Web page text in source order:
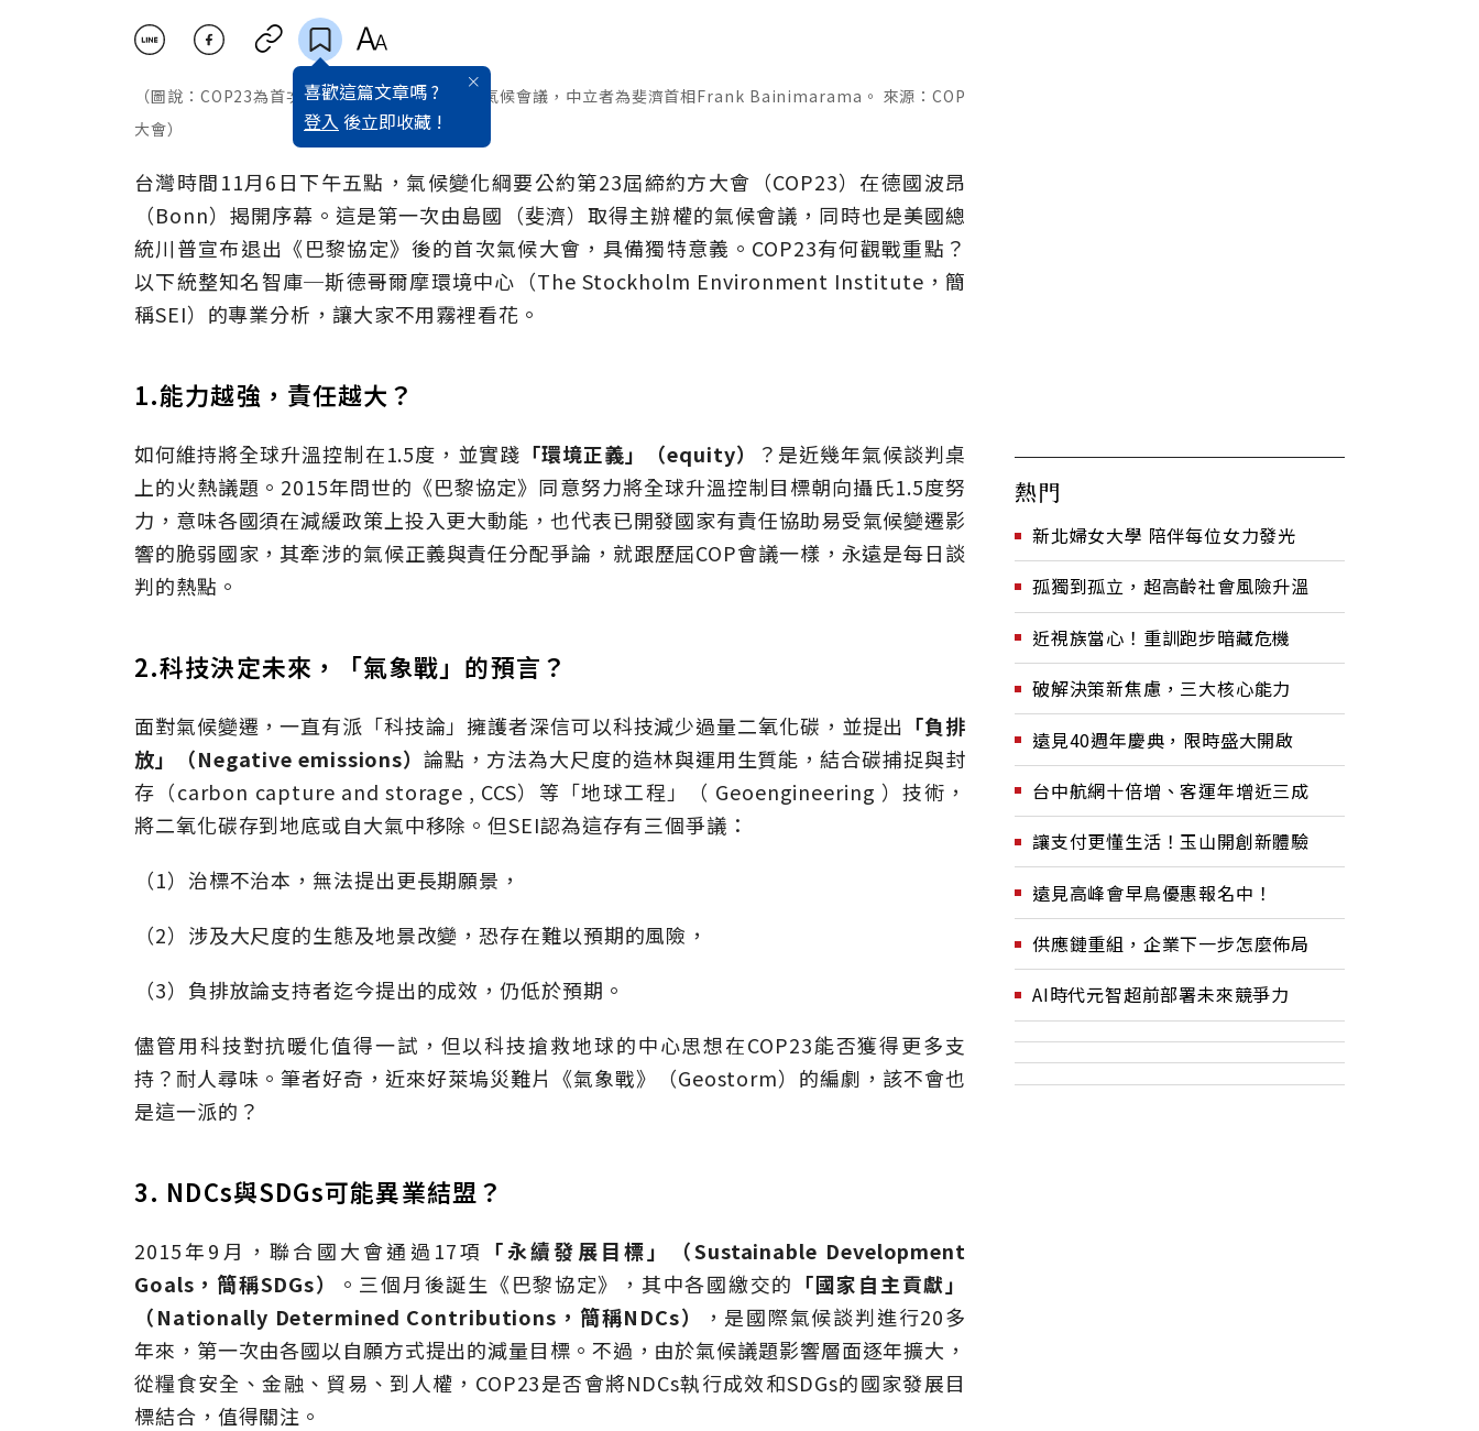
喜歡這篇文章嗎 ?
登入 後立即收藏 !
（圖說：COP23為首次由島嶼國家取得主辦權的氣候會議，中立者為斐濟首相Frank Bainimarama。 來源：COP
大會）
台灣時間11月6日下午五點，氣候變化綱要公約第23屆締約方大會（COP23）在德國波昂
（Bonn）揭開序幕。這是第一次由島國（斐濟）取得主辦權的氣候會議，同時也是美國總
統川普宣布退出《巴黎協定》後的首次氣候大會，具備獨特意義。COP23有何觀戰重點？
以下統整知名智庫─斯德哥爾摩環境中心（The Stockholm Environment Institute，簡
稱SEI）的專業分析，讓大家不用霧裡看花。
1.能力越強，責任越大？
如何維持將全球升溫控制在1.5度，並實踐 「環境正義」（equity）
？是近幾年氣候談判桌
上的火熱議題。2015年問世的《巴黎協定》同意努力將全球升溫控制目標朝向攝氏1.5度努
力，意味各國須在減緩政策上投入更大動能，也代表已開發國家有責任協助易受氣候變遷影
響的脆弱國家，其牽涉的氣候正義與責任分配爭論，就跟歷屆COP會議一樣，永遠是每日談
判的熱點。
2.科技決定未來，「氣象戰」的預言？
面對氣候變遷，一直有派「科技論」擁護者深信可以科技減少過量二氧化碳，並提出 「負排
放」（Negative emissions）論點，方法為大尺度的造林與運用生質能，結合碳捕捉與封
存（carbon capture and storage , CCS）等「地球工程」（ Geoengineering ）技術，
將二氧化碳存到地底或自大氣中移除。但SEI認為這存有三個爭議：
（1）治標不治本，無法提出更長期願景，
（2）涉及大尺度的生態及地景改變，恐存在難以預期的風險，
（3）負排放論支持者迄今提出的成效，仍低於預期。
儘管用科技對抗暖化值得一試，但以科技搶救地球的中心思想在COP23能否獲得更多支
持？耐人尋味。筆者好奇，近來好萊塢災難片《氣象戰》（Geostorm）的編劇，該不會也
是這一派的？
3. NDCs與SDGs可能異業結盟？
2015年9月，聯合國大會通過17項 「永續發展目標」（Sustainable Development
Goals，簡稱SDGs）
。三個月後誕生《巴黎協定》，其中各國繳交的 「國家自主貢獻」
（Nationally Determined Contributions，簡稱NDCs）
，是國際氣候談判進行20多
年來，第一次由各國以自願方式提出的減量目標。不過，由於氣候議題影響層面逐年擴大，
從糧食安全、金融、貿易、到人權，COP23是否會將NDCs執行成效和SDGs的國家發展目
標結合，值得關注。
熱門
新北婦女大學 陪伴每位女力發光
孤獨到孤立，超高齡社會風險升溫
近視族當心！重訓跑步暗藏危機
破解決策新焦慮，三大核心能力
遠見40週年慶典，限時盛大開啟
台中航網十倍增、客運年增近三成
讓支付更懂生活！玉山開創新體驗
遠見高峰會早鳥優惠報名中！
供應鏈重組，企業下一步怎麼佈局
AI時代元智超前部署未來競爭力